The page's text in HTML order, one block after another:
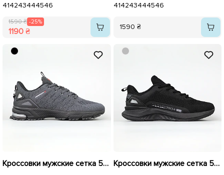
414243444546
1590 ₴ -25%
1190 ₴
414243444546
1590 ₴
Кроссовки мужские сетка 594659 Серые Кроссовки мужские сетка 594654 Черные